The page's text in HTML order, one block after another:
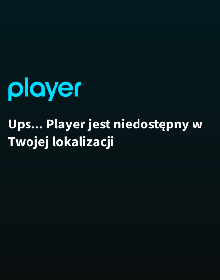
Ups... Player jest niedostępny w
Twojej lokalizacji